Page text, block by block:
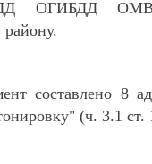
БДД ОГИБДД
району.
составлено 8
(ч. 3.1